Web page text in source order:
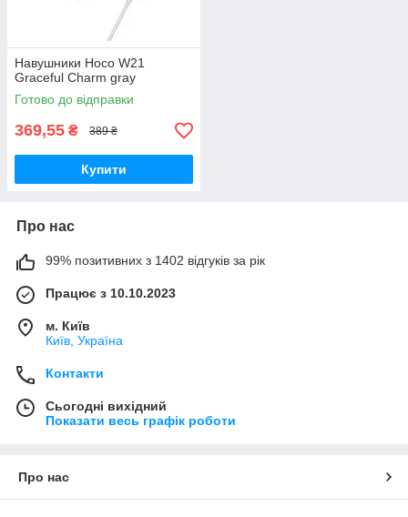
Навушники Hoco W21
Graceful Charm gray
Готово до відправки
369,55 ₴ 389 ₴
Купити
Про нас
99% позитивних з 1402 відгуків за рік
Працює з 10.10.2023
м. Київ
Київ, Україна
Контакти
Сьогодні вихідний
Показати весь графік роботи
Про нас